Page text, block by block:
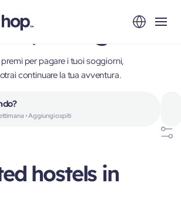
Georgia
per pagare i tuoi soggiorni,
continuare la tua avventura.
• Aggiungi ospiti
hostels in